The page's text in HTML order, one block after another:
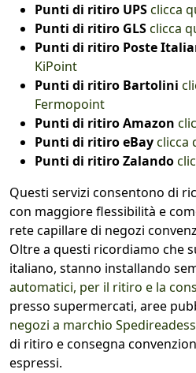
Punti di ritiro UPSclicca
Punti di ritiro GLSclicca
Punti di ritiro Poste
KiPoint
Punti di ritiro Bartolini
Fermopoint
Punti di ritiro Amazon
Punti di ritiro eBayclicca
Punti di ritiro Zalando
Questi servizi consentono di
con maggiore flessibilità e
rete capillare di negozi
Oltre a questi ricordiamo che
italiano, stanno installando
automatici, per il ritiro e la
presso supermercati, aree
negozi a marchio
di ritiro e consegna
espressi.